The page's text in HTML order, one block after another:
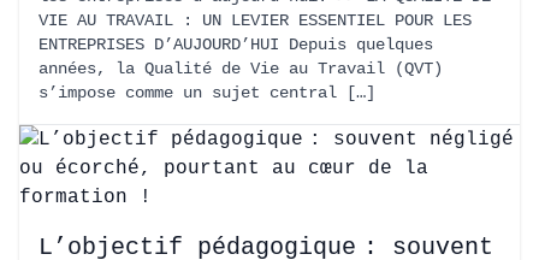
VIE AU TRAVAIL : UN LEVIER ESSENTIEL POUR LES
ENTREPRISES D’AUJOURD’HUI Depuis quelques
années, la Qualité de Vie au Travail (QVT)
s’impose comme un sujet central […]
L’objectif pédagogique : souvent